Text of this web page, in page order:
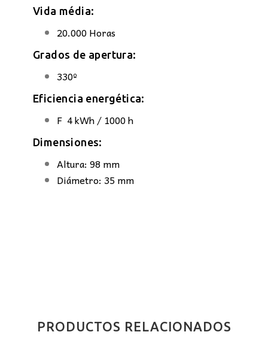
Vida média:
20.000 Horas
Grados de apertura:
330º
Eficiencia energética:
F 4 kWh / 1000 h
Dimensiones:
Altura: 98 mm
Diámetro: 35 mm
PRODUCTOS RELACIONADOS